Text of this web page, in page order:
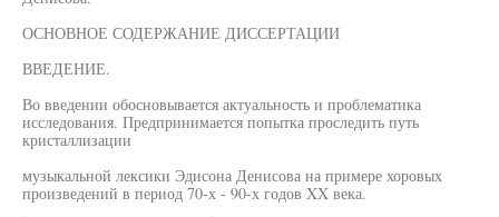
ОСНОВНОЕ СОДЕРЖАНИЕ ДИССЕРТАЦИИ
ВВЕДЕНИЕ.
Во введении обосновывается актуальность и проблематика
исследования. Предпринимается попытка проследить путь
кристаллизации
музыкальной лексики Эдисона Денисова на примере хоровых
произведений в период 70-х - 90-х годов XX века.